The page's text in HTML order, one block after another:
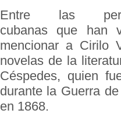
Entre las
cubanas que han
mencionar a Cirilo
novelas de la
Céspedes, quien
durante la Guerra
en 1868.